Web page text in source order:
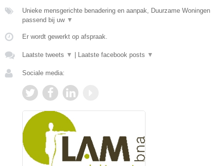
Unieke mensgerichte benadering en aanpak, Duurzame Woningen
passend bij uw ▼
Er wordt gewerkt op afspraak.
Laatste tweets ▼ Laatste facebook posts ▼
Sociale media: